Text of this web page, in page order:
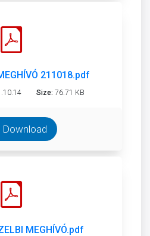
211018.pdf
Size: 76.71 KB
Download
MEGHÍVÓ.pdf